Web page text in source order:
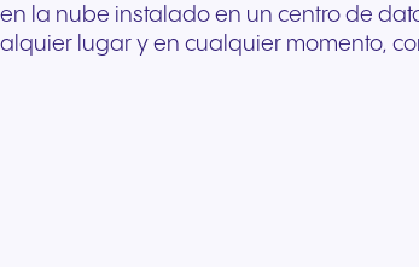
la nube instalado en un centro de
lugar y en cualquier momento,